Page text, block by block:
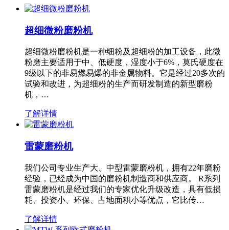
超细微粉磨粉机
超细微粉磨粉机是一种细粉及超细粉的加工设备，此微
粉磨主要适用于中、低硬度，湿度小于6%，莫氏硬度在
9级以下的非易燃易爆的非金属物料。它是经过20多次的
试验和改进，为超细粉的生产而研发制造的新型磨粉
机，…
了解详情
雷蒙磨粉机
我们公司专业生产大、中型雷蒙磨粉机，拥有22年磨粉
经验，已经成为中国的磨粉机制造商和供应商。 R系列
雷蒙磨粉机是经过我们的专家优化升级改造，具有低损
耗、投资小、环保、占地面积小等优点，它比传…
了解详情